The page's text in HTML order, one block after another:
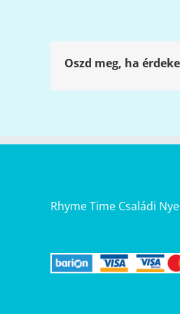
Oszd meg, ha
Rhyme Time Családi